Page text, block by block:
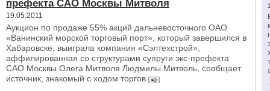
префекта САО Москвы Митволя
19.05.2011
Аукцион по продаже 55% акций дальневосточного ОАО
«Ванинский морской торговый порт», который завершился в
Хабаровске, выиграла компания «Сэлтехстрой»,
аффилированная со структурами супруги экс-префекта
САО Москвы Олега Митволя Людмилы Митволь, сообщает
источник, знакомый с ходом торгов